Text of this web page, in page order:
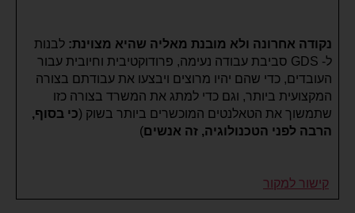
נקודה אחרונה ולא מובנת מאליה שהיא מצוינת: לבנות
ל- GDS סביבת עבודה נעימה, פרודוקטיבית וחיובית עבור
העובדים, כדי שהם יהיו מרוצים ויבצעו את עבודתם בצורה
המקצועית ביותר, וגם כדי למתג את המשרד בצורה כזו
שתמשוך את הטאלנטים המוכשרים ביותר בשוק (כי בסוף,
הרבה לפני הטכנולוגיה, זה אנשים)
קישור למקור